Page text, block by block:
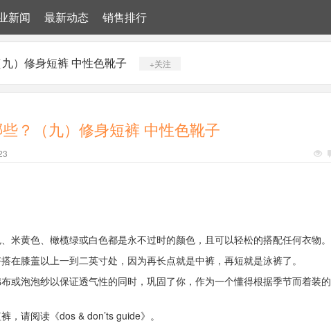
新闻 最新动态 销售排行
）修身短裤 中性色靴子 +关注
？（九）修身短裤 中性色靴子
米黄色、橄榄绿或白色都是永不过时的颜色，且可以轻松的搭配任何衣物。
在膝盖以上一到二英寸处，因为再长点就是中裤，再短就是泳裤了。
或泡泡纱以保证透气性的同时，巩固了你，作为一个懂得根据季节而着装的
，请阅读《dos & don’ts guide》。